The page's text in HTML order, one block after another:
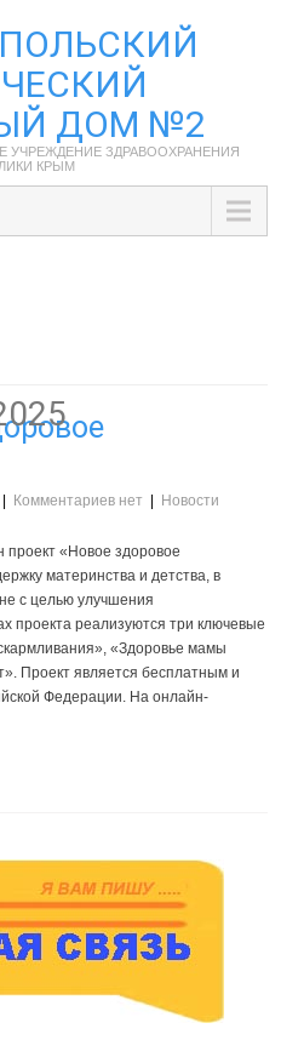
ДОМ №2
УЧРЕЖДЕНИЕ ЗДРАВООХРАНЕНИЯ
КРЫМ
Комментариев нет Новости
«Новое здоровое
материнства и детства, в
с целью улучшения
проекта реализуются три ключевые
«Здоровье мамы
Проект является бесплатным и
Федерации. На онлайн-